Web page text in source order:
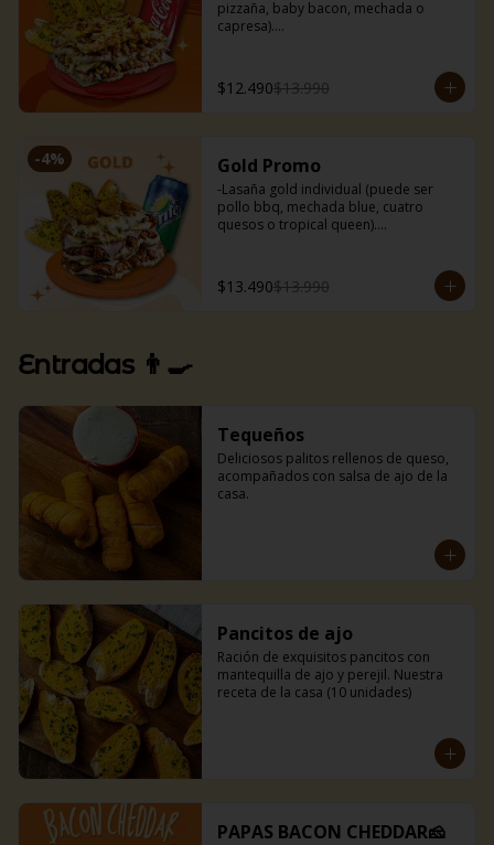
pizzaña, baby bacon, mechada o
capresa).
(3uds).
$12.490$13.990
-4% Gold Promo
-Lasaña gold individual (puede ser
pollo bbq, mechada blue, cuatro
quesos o tropical queen).
(3uds).
$13.490$13.990
Entradas 👨‍🍳
Tequeños
Deliciosos palitos rellenos de queso,
acompañados con salsa de ajo de la
casa.
Pancitos de ajo
Ración de exquisitos pancitos con
mantequilla de ajo y perejil. Nuestra
receta de la casa (10 unidades)
PAPAS BACON CHEDDAR🧀